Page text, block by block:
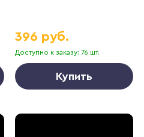
Доступно к заказу: 76 шт.
396 руб.
Купить